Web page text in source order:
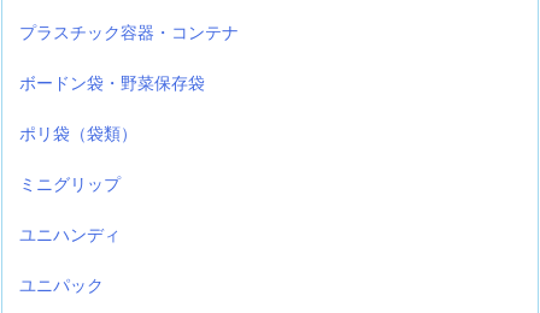
プラスチック容器・コンテナ
ボードン袋・野菜保存袋
ポリ袋（袋類）
ミニグリップ
ユニハンディ
ユニパック